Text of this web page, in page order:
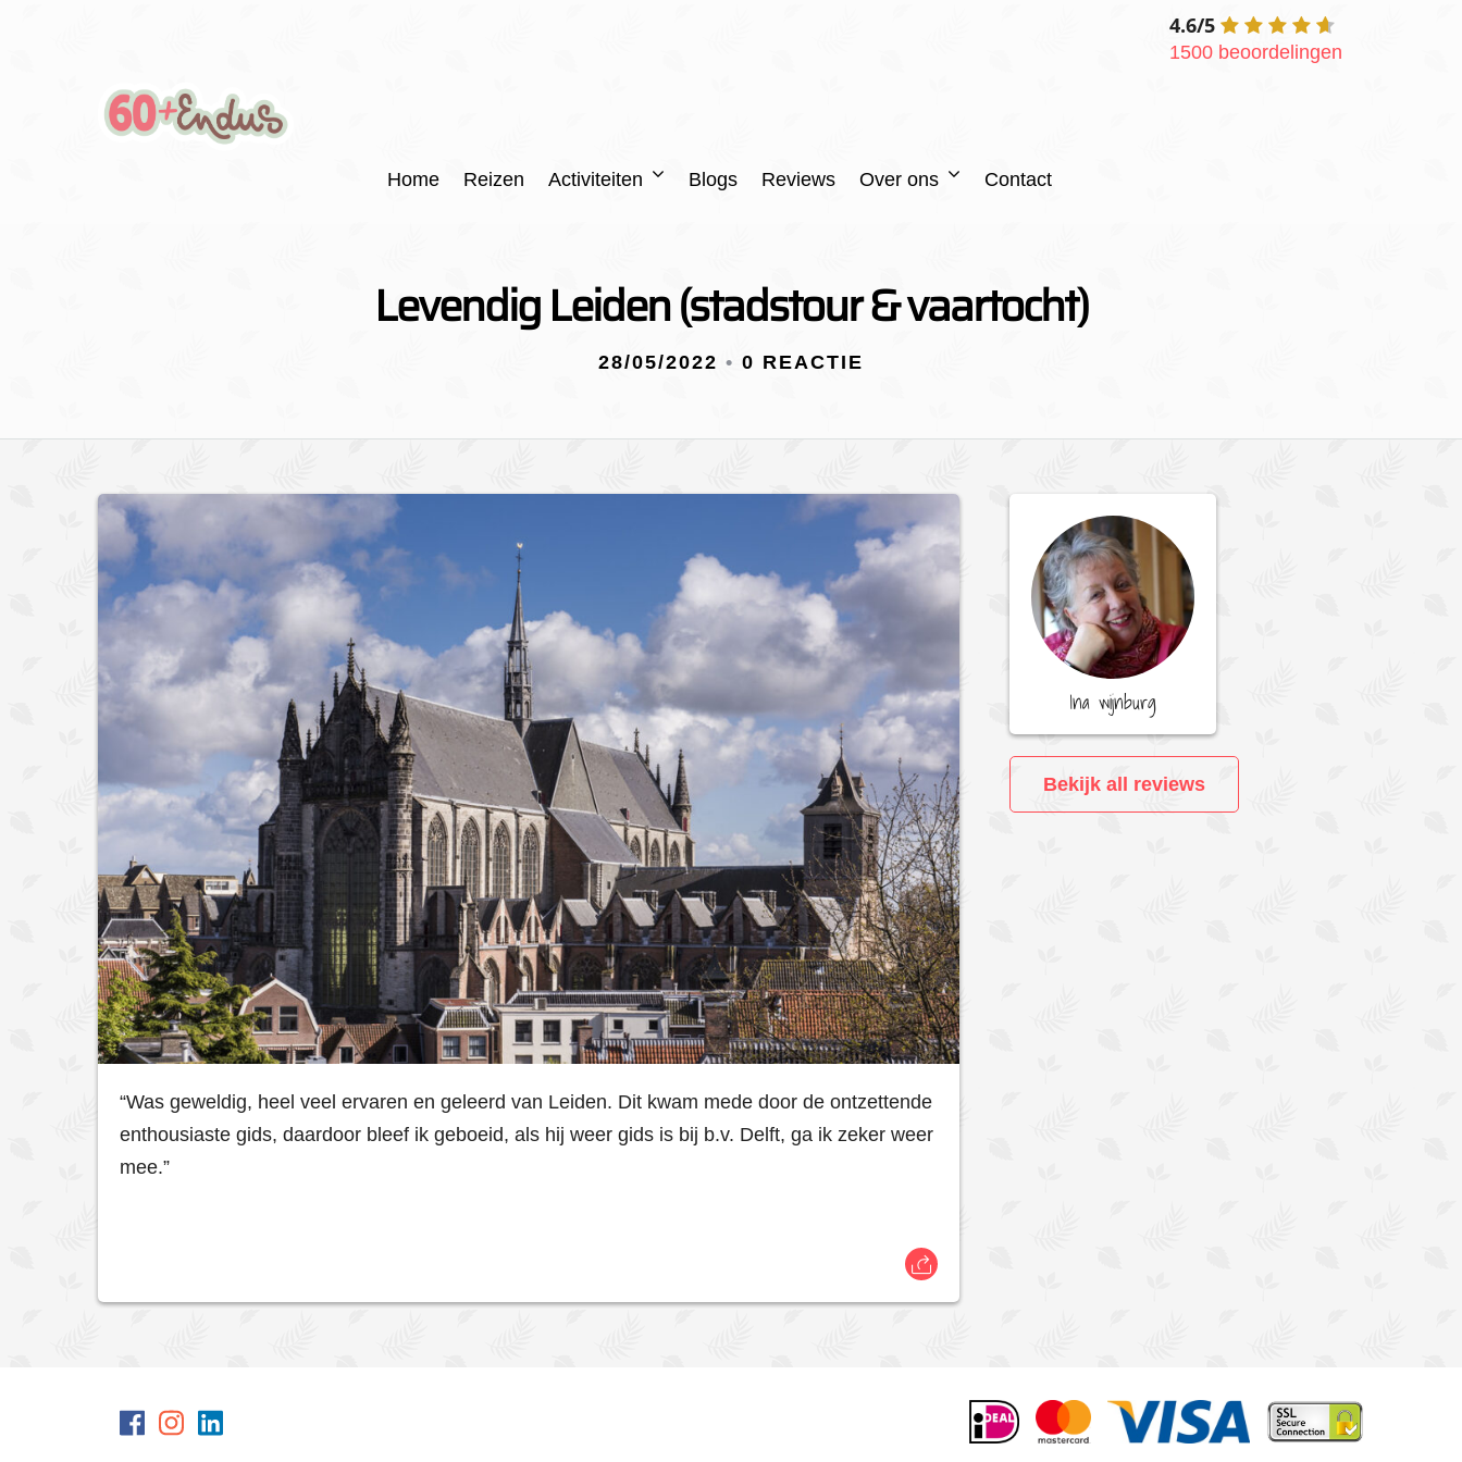
4.6/5
1500 beoordelingen
Home Reizen Activiteiten Blogs Reviews Over ons Contact
Levendig Leiden (stadstour & vaartocht)
28/05/2022 • 0 REACTIE
“Was geweldig, heel veel ervaren en geleerd van Leiden. Dit kwam mede door de ontzettende
enthousiaste gids, daardoor bleef ik geboeid, als hij weer gids is bij b.v. Delft, ga ik zeker weer
mee.”
Ina wijnburg
Bekijk all reviews